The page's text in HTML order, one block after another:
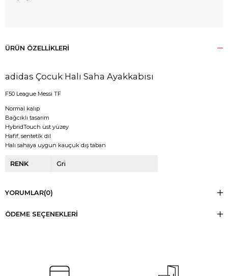
ÜRÜN ÖZELLIKLERI
adidas Çocuk Halı Saha Ayakkabısı
F50 League Messi TF
Normal kalıp
Bağcıklı tasarım
HybridTouch üst yüzey
Hafif, sentetik dil
Halı sahaya uygun kauçuk dış taban
RENK Gri
YORUMLAR(0)
ÖDEME SEÇENEKLERI